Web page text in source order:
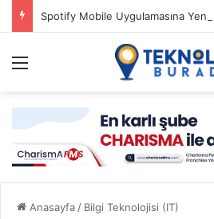
Spotify Mobile Uygulamasına Yeni
Menü
Anasayfa/ Bilgi Teknolojisi (IT)